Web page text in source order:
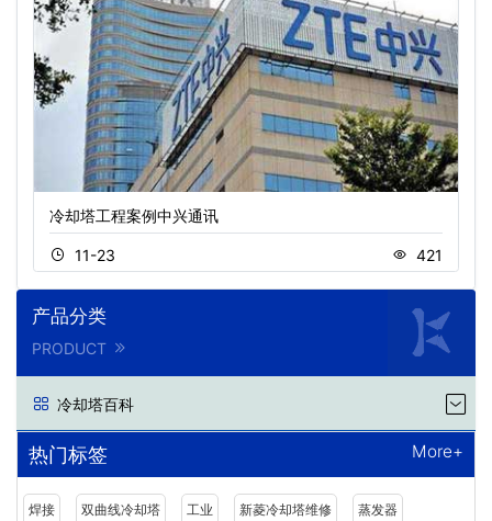
冷却塔工程案例中兴通讯
11-23 421
产品分类
PRODUCT
冷却塔百科
热门标签 More+
焊接 双曲线冷却塔 工业 新菱冷却塔维修 蒸发器